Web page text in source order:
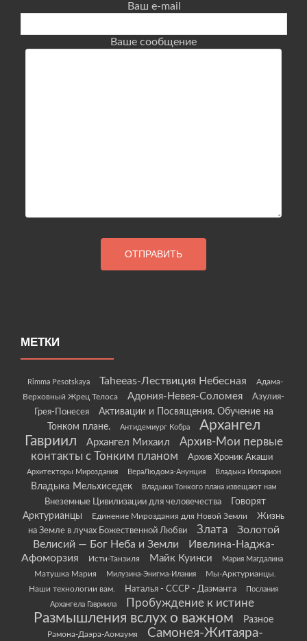
Ваш e-mail
Ваше сообщение
МЕТКИ
Rimma Pesotskaya Taheeas-Лествиция Небесная
Адама-
Верховный Жрец Телоса
Адония-Невея-Соломея
Азулия-
Грея-Понесея
Активации и Посвящения. Обучение на
Тонком плане.
Антидемиург Кобра
Архангел
Гавриил
Архангел Михаил
Архив-Мои первые
контакты с Тонким планом
Архив Хроник Акаши
Архитекторы Мироздания ВераЛюдома-Анунция Владыка Илларион
Владыка Мельхиседек Владыки Тонкого плана извещают нам
Внеземные Цивилизации для человечества
Говорят
Арктурианцы
Единение Мироздания для Новой Земли
Жизнь
на Земле в лучах Божественной Любви
Злата
Золотой
Велисий — Бог Неба и Земли
Ивелина-Наджа-
Афоморзия
Исти-Танзиля Майк Куинси Мария Магдалина
Матушка Мария Милузина-Энигма-Илания
Мы-Арктурианцы.
Наши технологии вам.
Наталья - СССР - Даэманта
Послания
Архангела Гавриила
Пробуждение к истине
Размышления вслух о важном Разное
Рамона-Даэра-Аомаумя
Самонея-Житаяра-